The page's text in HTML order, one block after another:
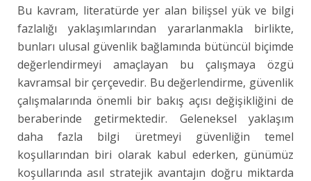
Bu kavram, literatürde yer alan bilişsel yük ve bilgi
fazlalığı yaklaşımlarından yararlanmakla birlikte,
bunları ulusal güvenlik bağlamında bütüncül biçimde
değerlendirmeyi amaçlayan bu çalışmaya özgü
kavramsal bir çerçevedir. Bu değerlendirme, güvenlik
çalışmalarında önemli bir bakış açısı değişikliğini de
beraberinde getirmektedir. Geleneksel yaklaşım
daha fazla bilgi üretmeyi güvenliğin temel
koşullarından biri olarak kabul ederken, günümüz
koşullarında asıl stratejik avantajın doğru miktarda